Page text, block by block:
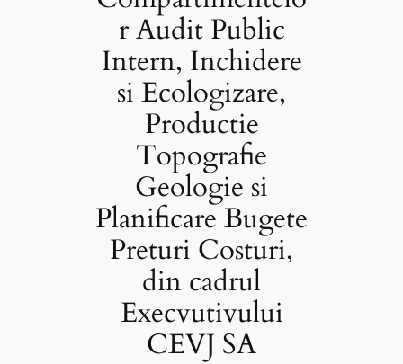
r Audit Public
Intern, Inchidere
si Ecologizare,
Productie
Topografie
Geologie si
Planificare Bugete
Preturi Costuri,
din cadrul
Execvutivului
CEVJ SA